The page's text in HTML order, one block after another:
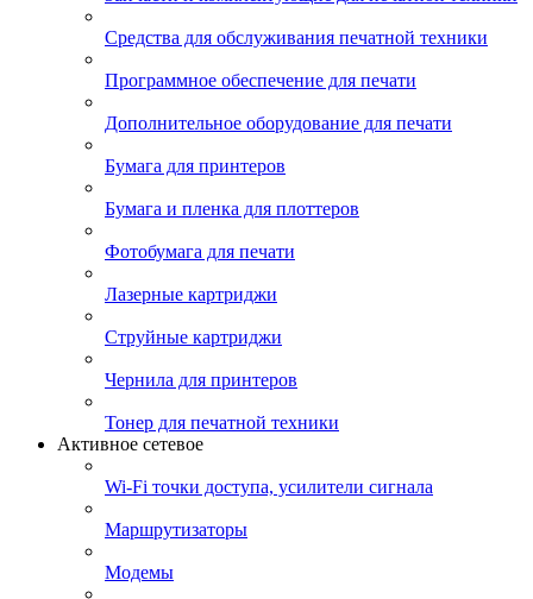
Средства для обслуживания печатной техники
Программное обеспечение для печати
Дополнительное оборудование для печати
Бумага для принтеров
Бумага и пленка для плоттеров
Фотобумага для печати
Лазерные картриджи
Струйные картриджи
Чернила для принтеров
Тонер для печатной техники
Активное сетевое
Wi-Fi точки доступа, усилители сигнала
Маршрутизаторы
Модемы